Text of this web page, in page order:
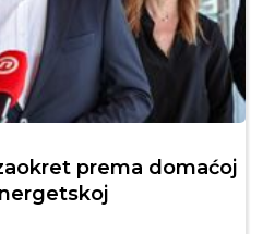
prema domaćoj